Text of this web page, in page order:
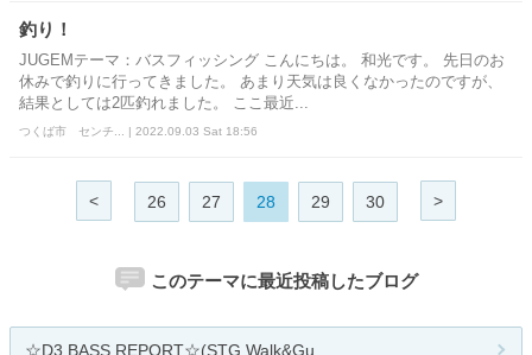
釣り！
JUGEMテーマ：バスフィッシング こんにちは。 和光です。 先日のお
休みで釣りに行ってきました。 あまり天気は良くなかったのですが、
結果としては2匹釣れました。 ここ最近...
つくば市 センチ... | 2022.09.03 Sat 18:56
< 26 27 28 29 30 >
このテーマに最近投稿したブログ
☆D3.BASS.REPORT☆(STG Walk&Gu...